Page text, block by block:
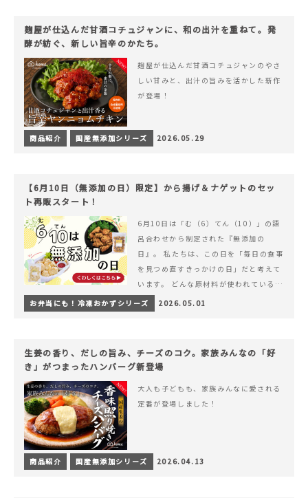
麹屋が仕込んだ甘酒コチュジャンに、和の出汁を重ねて。発
酵が紡ぐ、新しい旨辛のかたち。
麹屋が仕込んだ甘酒コチュジャンのやさ
しい甘みと、出汁の旨みを活かした新作
が登場！
商品紹介 国産無添加シリーズ 2026.05.29
【6月10日（無添加の日）限定】から揚げ＆ナゲットのセッ
ト再販スタート！
6月10日は「む（6）てん（10）」の語
呂合わせから制定された『無添加の
日』。 私たちは、この日を「毎日の食事
を見つめ直すきっかけの日」だと考えて
います。 どんな原材料が使われているの
か。 どのようにつくられているのか。&
hellip; 続きを読む 【6月10日（無添加
お弁当にも！冷凍おかずシリーズ 2026.05.01
生姜の香り、だしの旨み、チーズのコク。家族みんなの「好
き」がつまったハンバーグ新登場
大人も子どもも、家族みんなに愛される
定番が登場しました！
商品紹介 国産無添加シリーズ 2026.04.13